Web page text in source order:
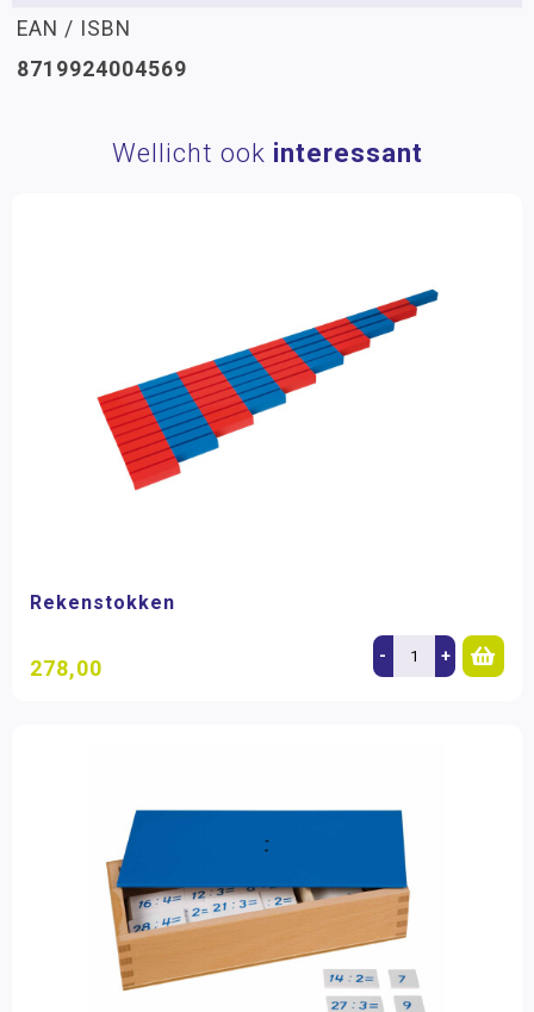
EAN / ISBN
8719924004569
Wellicht ook interessant
Rekenstokken
278,00 - +